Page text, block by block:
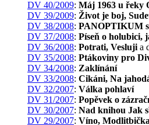
DV 40/2009: Máj 1963 u řeky
DV 39/2009: Život je boj,
DV 38/2008: PANOPTIKUM
DV 37/2008: Píseň o holubici,
DV 36/2008: Potrati, Vesluji a
DV 35/2008: Ptákoviny pro
DV 34/2008: Zaklínání
DV 33/2008: Cikáni, Na
DV 32/2007: Válka pohlaví
DV 31/2007: Popěvek o
DV 30/2007: Nad knihou Jak
DV 29/2007: Víno,